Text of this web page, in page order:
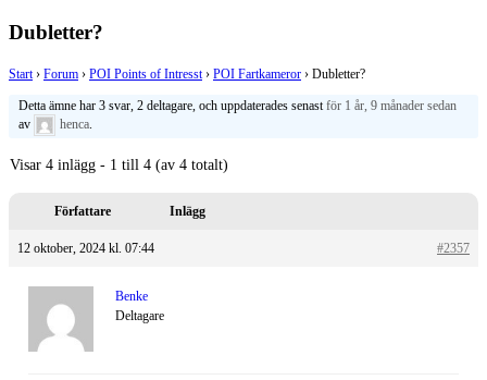
Dubletter?
Start › Forum › POI Points of Intresst › POI Fartkameror › Dubletter?
Detta ämne har 3 svar, 2 deltagare, och uppdaterades senastför 1 år, 9 månader sedan
av
henca.
Visar 4 inlägg - 1 till 4 (av 4 totalt)
Författare Inlägg
12 oktober, 2024 kl. 07:44 #2357
Benke
Deltagare